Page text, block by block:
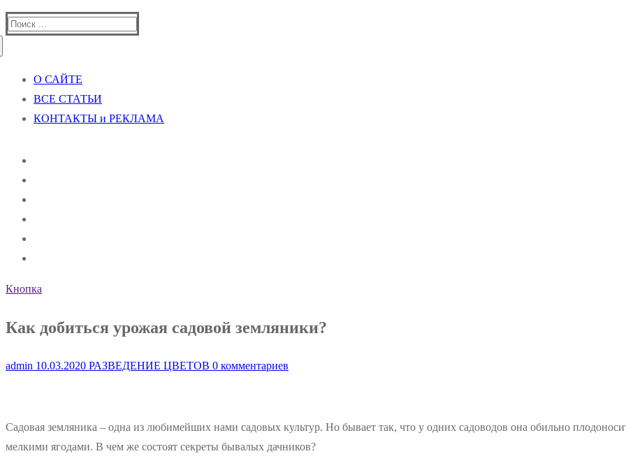
Найти:
О САЙТЕ
ВСЕ СТАТЬИ
КОНТАКТЫ и РЕКЛАМА
Кнопка
Как добиться урожая садовой земляники?
admin 10.03.2020 РАЗВЕДЕНИЕ ЦВЕТОВ 0 комментариев
Садовая земляника – одна из любимейших нами садовых культур. Но бывает так, что у одних садоводов она обильно
мелкими ягодами. В чем же состоят секреты бывалых дачников?